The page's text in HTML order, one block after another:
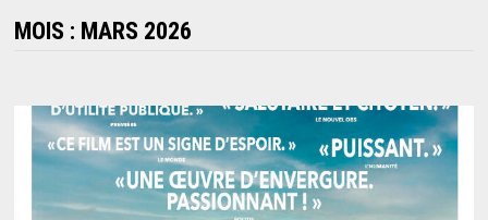
MOIS : MARS 2026